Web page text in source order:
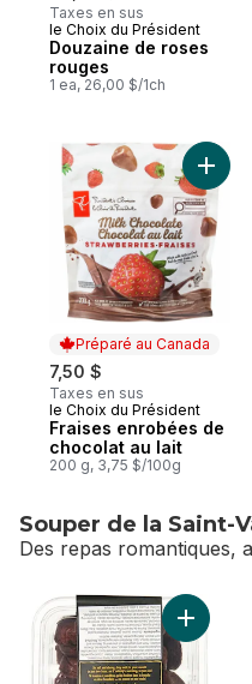
Taxes en sus
le Choix du Président
Douzaine de roses
rouges
1 ea, 26,00 $/1ch
Préparé au Canada
7,50 $
Taxes en sus
Préparé au Canada
le Choix du Président
Fraises enrobées de
chocolat au lait
200 g, 3,75 $/100g
Souper de la Saint-
Des repas romantiques,
sauter Souper de la
Ajouter